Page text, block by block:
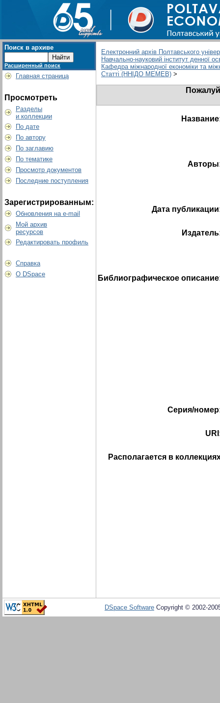
Поиск в архиве
Расширенный поиск
Главная страница
Просмотреть
Разделы
и коллекции
По дате
По автору
По заглавию
По тематике
Просмотр документов
Последние поступления
Зарегистрированным:
Обновления на e-mail
Мой архив
ресурсов
Редактировать профиль
Справка
О DSpace
Електронний архів Полтавського
Навчально-науковий інститут денної
Кафедра міжнародної економіки та
Статті (ННІДО МЕМЕВ) >
Дата
Библиографическое
Серия/
Располагается в
DSpace Software Copyright © 2002-